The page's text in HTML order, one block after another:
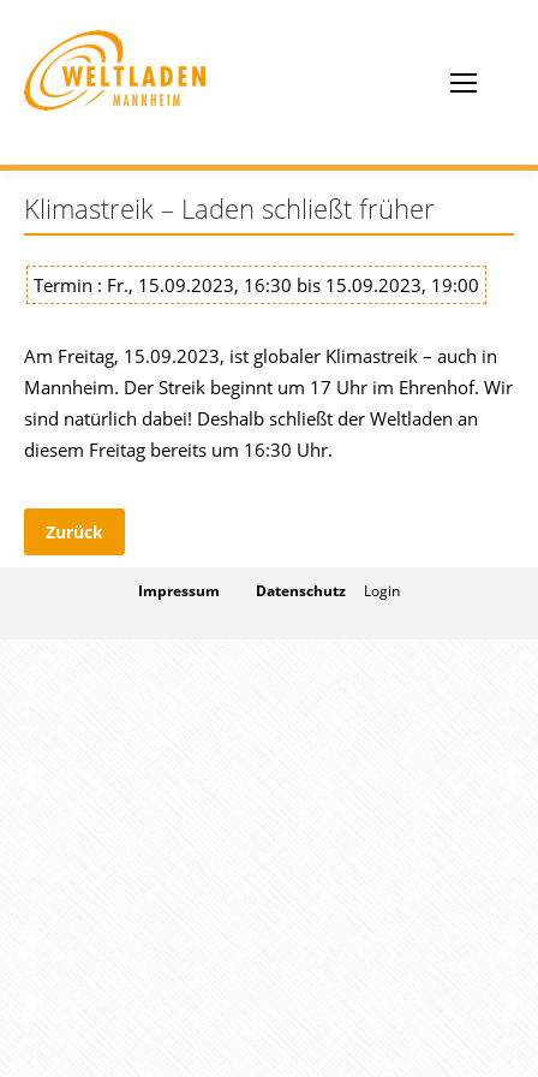
Klimastreik – Laden schließt früher
Termin : Fr., 15.09.2023, 16:30 bis 15.09.2023, 19:00
Am Freitag, 15.09.2023, ist globaler Klimastreik – auch in
Mannheim. Der Streik beginnt um 17 Uhr im Ehrenhof. Wir
sind natürlich dabei! Deshalb schließt der Weltladen an
diesem Freitag bereits um 16:30 Uhr.
Zurück
Impressum Datenschutz Login